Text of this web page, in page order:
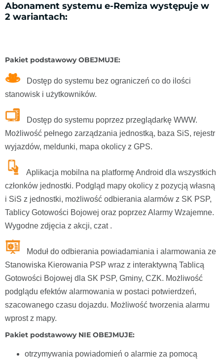
Abonament systemu e-Remiza występuje w
2 wariantach:
Pakiet podstawowy OBEJMUJE:
Dostęp do systemu bez ograniczeń co do ilości
stanowisk i użytkowników.
Dostęp do systemu poprzez przeglądarkę WWW.
Możliwość pełnego zarządzania jednostką, baza SiS, rejestr
wyjazdów, meldunki, mapa okolicy z GPS.
Aplikacja mobilna na platformę Android dla wszystkich
członków jednostki. Podgląd mapy okolicy z pozycją własną
i SiS z jednostki, możliwość odbierania alarmów z SK PSP,
Tablicy Gotowości Bojowej oraz poprzez Alarmy Wzajemne.
Wygodne zdjęcia z akcji, czat .
Moduł do odbierania powiadamiania i alarmowania ze
Stanowiska Kierowania PSP wraz z interaktywną Tablicą
Gotowości Bojowej dla SK PSP, Gminy, CZK. Możliwość
podglądu efektów alarmowania w postaci potwierdzeń,
szacowanego czasu dojazdu. Możliwość tworzenia alarmu
wprost z mapy.
Pakiet podstawowy NIE OBEJMUJE:
otrzymywania powiadomień o alarmie za pomocą